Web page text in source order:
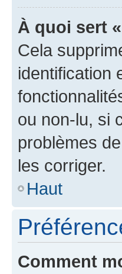
À quoi sert
Cela
identification
ou non-lu, si
problèmes
les corriger.
Haut
Comment